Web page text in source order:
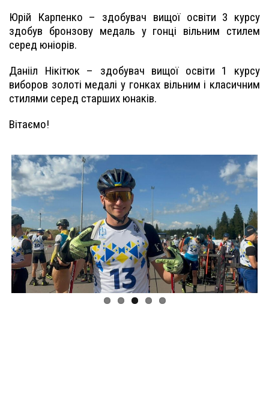
Юрій Карпенко – здобувач вищої освіти 3 курсу
здобув бронзову медаль у гонці вільним стилем
серед юніорів.
Данііл Нікітюк – здобувач вищої освіти 1 курсу
виборов золоті медалі у гонках вільним і класичним
стилями серед старших юнаків.
Вітаємо!